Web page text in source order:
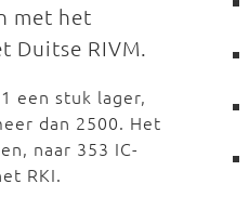
met het
Duitse RIVM.
een stuk lager,
dan 2500. Het
naar 353 IC-
RKI.